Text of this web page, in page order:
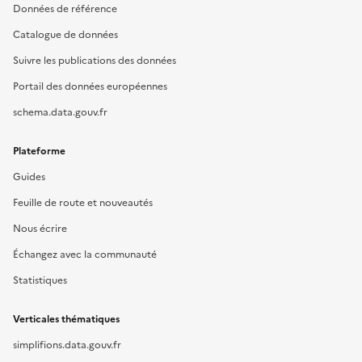
Données de référence
Catalogue de données
Suivre les publications des données
Portail des données européennes
schema.data.gouv.fr
Plateforme
Guides
Feuille de route et nouveautés
Nous écrire
Échangez avec la communauté
Statistiques
Verticales thématiques
simplifions.data.gouv.fr